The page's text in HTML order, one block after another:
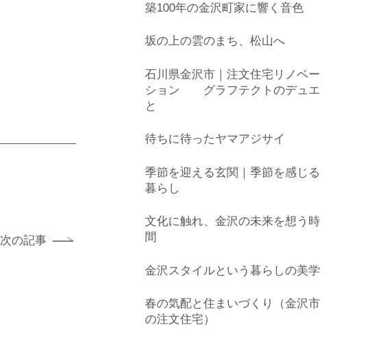
次の記事
築100年の金沢町家に響く音色
坂の上の雲のまち、松山へ
石川県金沢市｜注文住宅リノベー
ション グラフテクトのデュエ
と
待ちに待ったヤマアジサイ
季節を迎える玄関｜季節を感じる
暮らし
文化に触れ、金沢の未来を想う時
間
金沢スタイルという暮らしの美学
春の気配と住まいづくり（金沢市
の注文住宅）